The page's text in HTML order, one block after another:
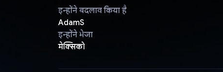
इन्होंने बदलाव किया है
AdamS
इन्होंने भेजा
मेक्सिको